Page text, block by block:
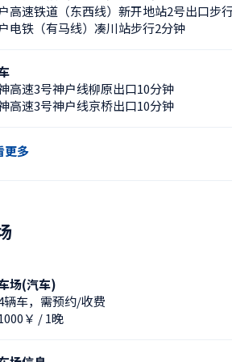
高速铁道（东西线）新开地站2号出口步
电铁（有马线）凑川站步行2分钟
高速3号神户线柳原出口10分钟
高速3号神户线京桥出口10分钟
更多
场(汽车)
辆车，需预约/收费
￥ / 1晚